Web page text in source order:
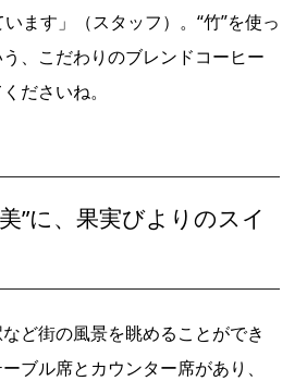
ます」（スタッフ）。“竹”を使っ
、こだわりのブレンドコーヒー
ださいね。
”に、果実びよりのスイ
ど街の風景を眺めることができ
ブル席とカウンター席があり、